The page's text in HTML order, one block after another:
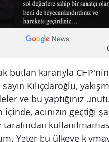
butlan kararıyla
Kılıçdaroğlu,
ve bu yaptığınız
içinde, adınızın geçtiği
Yeter bu ülkeye